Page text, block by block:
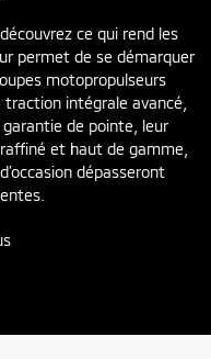
ce qui rend les
permet de se démarquer
motopropulseurs
intégrale avancé,
de pointe, leur
et haut de gamme,
d’occasiondépasseront